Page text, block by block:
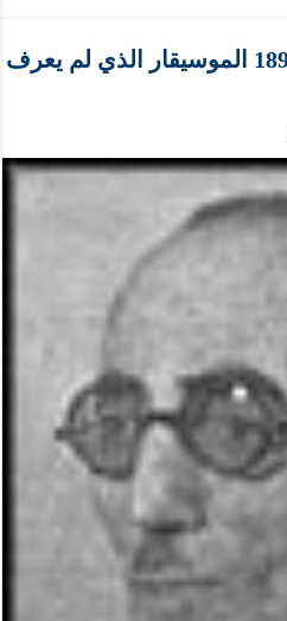
محمد القصبجي 1966 – 1898 الموسيقار الذي لم يعرف